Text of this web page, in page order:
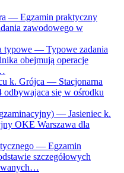
— Egzamin praktyczny
zawodowego w
typowe — Typowe zadania
obejmują operacje
k. Grójca — Stacjonarna
się w ośrodku
— Jasieniec k.
OKE Warszawa dla
— Egzamin
szczegółowych